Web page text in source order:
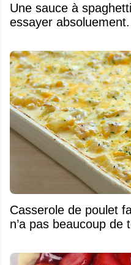
Une sauce à
essayer absoluement.
Casserole de poulet
n’a pas beaucoup de